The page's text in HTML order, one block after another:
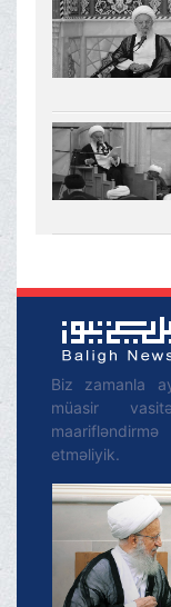
Biz zamanla
müasir
etməliyik.